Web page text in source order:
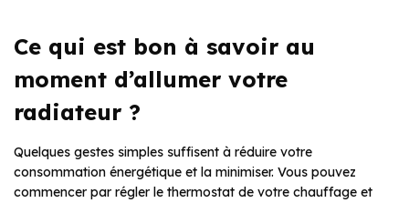
Ce qui est bon à savoir au
moment d’allumer votre
radiateur ?
Quelques gestes simples suffisent à réduire votre
consommation énergétique et la minimiser. Vous pouvez
commencer par régler le thermostat de votre chauffage et